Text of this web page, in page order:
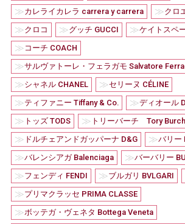
≫カレライカレラ carrera y carrera ≫クロ
≫クロコ ≫グッチ GUCCI ≫ケイトスペ
≫ コーチ COACH
≫サルヴァトーレ・フェラガモ Salvatore
≫シャネル CHANEL ≫セリーヌ CÉLINE
≫ティファニー Tiffany & Co. ≫ディオール
≫ トッズ TODS ≫ トリーバーチ Tory Burch
≫ ドルチェアンドガッパーナ D&G ≫バリー
≫バレンシアガ Balenciaga ≫バーバリー
≫フェンディ FENDI ≫ブルガリ BVLGARI
≫プリマクラッセ PRIMA CLASSE
≫ボッテガ・ヴェネタ Bottega Veneta